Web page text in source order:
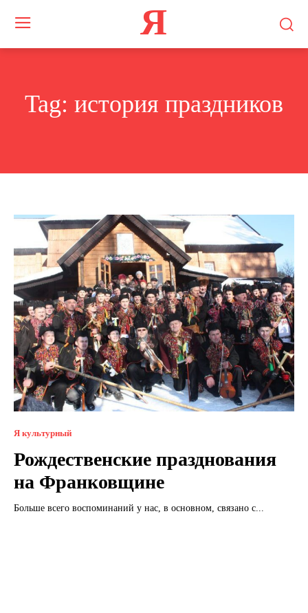
Я
Tag: история праздников
Я культурный
Рождественские празднования
на Франковщине
Больше всего воспоминаний у нас, в основном, связано с...